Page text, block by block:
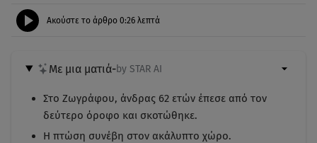
Ακούστε το άρθρο 0:26 λεπτά
Με μια ματιά-by STAR AI
Στο Ζωγράφου, άνδρας 62 ετών έπεσε από τον
δεύτερο όροφο και σκοτώθηκε.
Η πτώση συνέβη στον ακάλυπτο χώρο.